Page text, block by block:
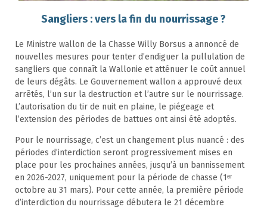
Sangliers : vers la fin du nourrissage ?
Le Ministre wallon de la Chasse Willy Borsus a annoncé de
nouvelles mesures pour tenter d’endiguer la pullulation de
sangliers que connaît la Wallonie et atténuer le coût annuel
de leurs dégâts. Le Gouvernement wallon a approuvé deux
arrêtés, l’un sur la destruction et l’autre sur le nourrissage.
L’autorisation du tir de nuit en plaine, le piégeage et
l’extension des périodes de battues ont ainsi été adoptés.
Pour le nourrissage, c’est un changement plus nuancé : des
périodes d’interdiction seront progressivement mises en
place pour les prochaines années, jusqu’à un bannissement
en 2026-2027, uniquement pour la période de chasse (1ᵉʳ
octobre au 31 mars). Pour cette année, la première période
d’interdiction du nourrissage débutera le 21 décembre